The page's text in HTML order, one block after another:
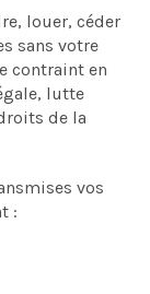
louer, céder
sans votre
contraint en
lutte
de la
vos
: